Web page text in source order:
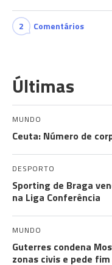
2 Comentários
Últimas
MUNDO
Ceuta: Número de
DESPORTO
Sporting de Braga
na Liga Conferência
MUNDO
Guterres condena
zonas civis e pede